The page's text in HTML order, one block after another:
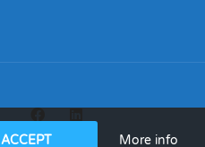
ACCEPT More info